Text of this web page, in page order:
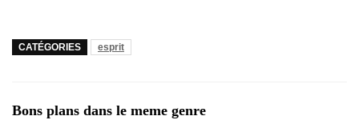
CATÉGORIES esprit
Bons plans dans le meme genre